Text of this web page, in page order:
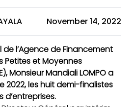
November 14, 2022
de l’Agence de Financement
Petites et Moyennes
), Monsieur Mandiali LOMPO a
2022, les huit demi-finalistes
d’entreprises.